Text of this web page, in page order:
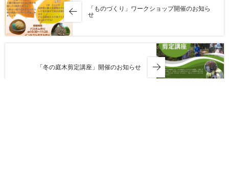
「ものづくり」ワークショップ開催のお知ら
せ
「冬の庭木剪定講座」開催のお知らせ